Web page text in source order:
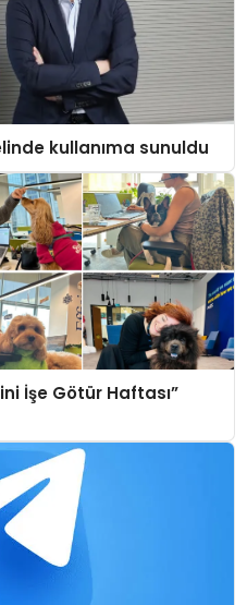
kullanıma sunuldu
İşe Götür Haftası”